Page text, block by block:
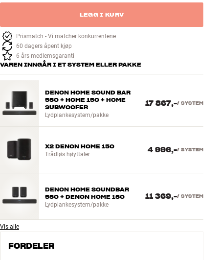
LEGG I KURV
Prismatch - Vi matcher konkurrentene
60 dagers åpent kjøp
6 års medlemsgaranti
VAREN INNGÅR I ET SYSTEM ELLER PAKKE
DENON HOME SOUND BAR
550 + HOME 150 + HOME
SUBWOOFER
Lydplankesystem/pakke
17 867,-/ SYSTEM
X2 DENON HOME 150
Trådløs høyttaler
4 996,-/ SYSTEM
DENON HOME SOUNDBAR
550 + DENON HOME 150
Lydplankesystem/pakke
11 369,-/ SYSTEM
Vis alle
FORDELER